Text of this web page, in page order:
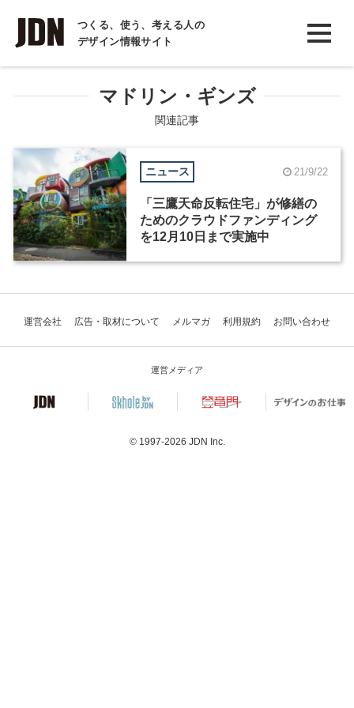
つくる、使う、考える人の
デザイン情報サイト
INTERVIEW
インタビュー
REPORT
COLUMN
コラム
マドリン・ギンズ
関連記事
ニュース 21/9/22
「三鷹天命反転住宅」が修繕の
ためのクラウドファンディング
を12月10日まで実施中
運営会社 広告・取材について メルマガ 利用規約 お問い合わせ
運営メディア
© 1997-2026 JDN Inc.